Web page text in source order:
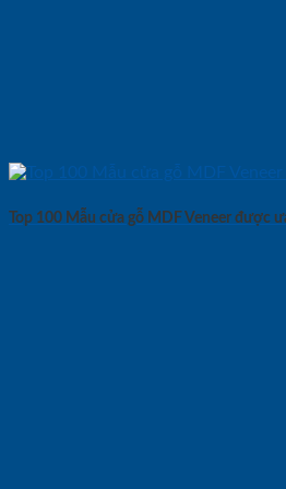
Top 100 Mẫu cửa gỗ MDF Veneer được